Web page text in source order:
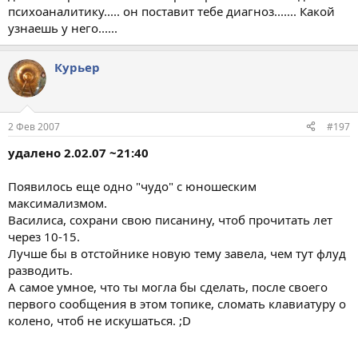
психоаналитику..... он поставит тебе диагноз....... Какой
узнаешь у него......
Курьер
2 Фев 2007 #197
удалено 2.02.07 ~21:40
Появилось еще одно "чудо" с юношеским
максимализмом.
Василиса, сохрани свою писанину, чтоб прочитать лет
через 10-15.
Лучше бы в отстойнике новую тему завела, чем тут флуд
разводить.
А самое умное, что ты могла бы сделать, после своего
первого сообщения в этом топике, сломать клавиатуру о
колено, чтоб не искушаться. ;D